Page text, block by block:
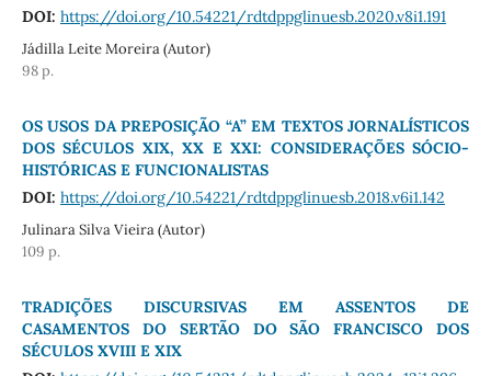
DOI: https://doi.org/10.54221/rdtdppglinuesb.2020.v8i1.191
Jádilla Leite Moreira (Autor)
98 p.
OS USOS DA PREPOSIÇÃO “A” EM TEXTOS JORNALÍSTICOS
DOS SÉCULOS XIX, XX E XXI: CONSIDERAÇÕES SÓCIO-
HISTÓRICAS E FUNCIONALISTAS
DOI: https://doi.org/10.54221/rdtdppglinuesb.2018.v6i1.142
Julinara Silva Vieira (Autor)
109 p.
TRADIÇÕES DISCURSIVAS EM ASSENTOS DE
CASAMENTOS DO SERTÃO DO SÃO FRANCISCO DOS
SÉCULOS XVIII E XIX